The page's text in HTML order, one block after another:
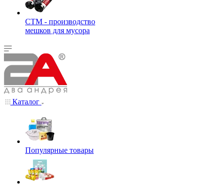
СТМ - производство
мешков для мусора
Каталог
Популярные товары